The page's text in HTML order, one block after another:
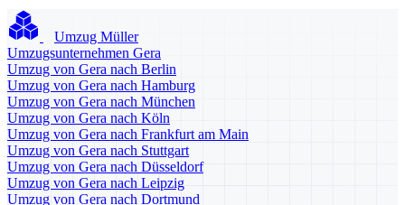
Umzug Müller
Umzugsunternehmen Gera
Umzug von Gera nach Berlin
Umzug von Gera nach Hamburg
Umzug von Gera nach München
Umzug von Gera nach Köln
Umzug von Gera nach Frankfurt am Main
Umzug von Gera nach Stuttgart
Umzug von Gera nach Düsseldorf
Umzug von Gera nach Leipzig
Umzug von Gera nach Dortmund